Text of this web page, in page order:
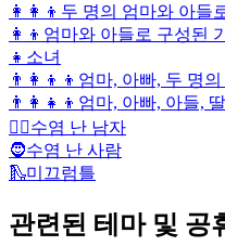
👩‍👩‍👦 두 명의 엄마와 아들
👩‍👦 엄마와 아들로 구성된
👧 소녀
👨‍👩‍👦‍👦 엄마, 아빠, 두 명
👨‍👩‍👧‍👦 엄마, 아빠, 아들,
🧔‍♂️수염 난 남자
🧔수염 난 사람
🛝미끄럼틀
관련된 테마 및 공